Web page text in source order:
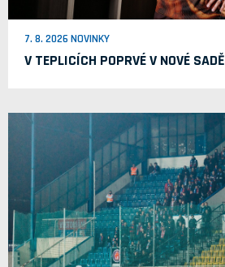
7. 8. 2026 NOVINKY
V TEPLICÍCH POPRVÉ V NOVÉ SADĚ